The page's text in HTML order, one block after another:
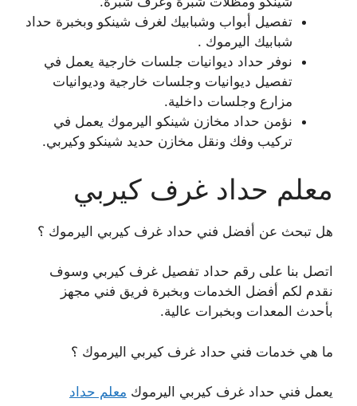
تفصيل أبواب وشبابيك لغرف شينكو وبخبرة حداد
شبابيك اليرموك .
نوفر حداد ديوانيات جلسات خارجية يعمل في
تفصيل ديوانيات وجلسات خارجية وديوانيات
مزارع وجلسات داخلية.
نؤمن حداد مخازن شينكو اليرموك يعمل في
تركيب وفك ونقل مخازن حديد شينكو وكيربي.
معلم حداد غرف كيربي
هل تبحث عن أفضل فني حداد غرف كيربي اليرموك ؟
اتصل بنا على رقم حداد تفصيل غرف كيربي وسوف
نقدم لكم أفضل الخدمات وبخبرة فريق فني مجهز
بأحدث المعدات وبخبرات عالية.
ما هي خدمات فني حداد غرف كيربي اليرموك ؟
يعمل فني حداد غرف كيربي اليرموك معلم حداد